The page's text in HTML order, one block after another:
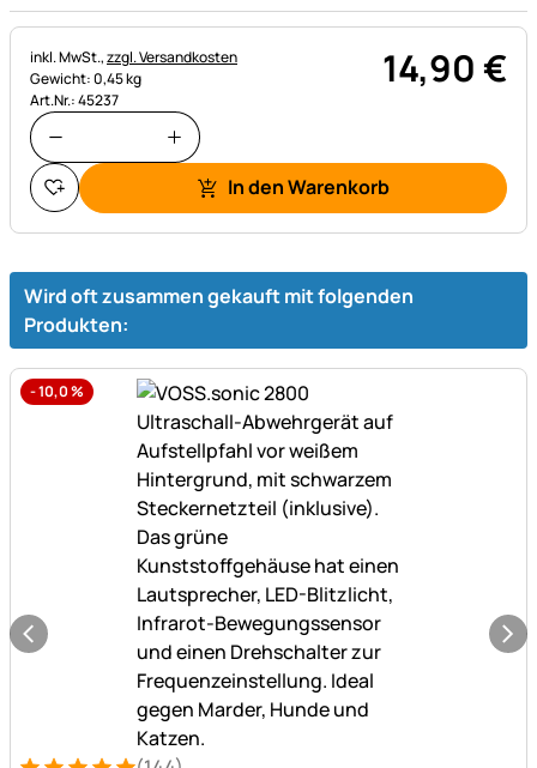
Steuerhinweis:
inkl. MwSt.,zzgl. Versandkosten
Gewicht: 0,45 kg
Art.Nr.: 45237
14,90€
In den Warenkorb
Wird oft zusammen gekauft mit folgenden
Produkten:
-10,0%